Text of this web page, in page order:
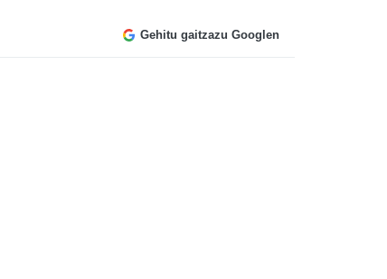
Gehitu gaitzazu Googlen